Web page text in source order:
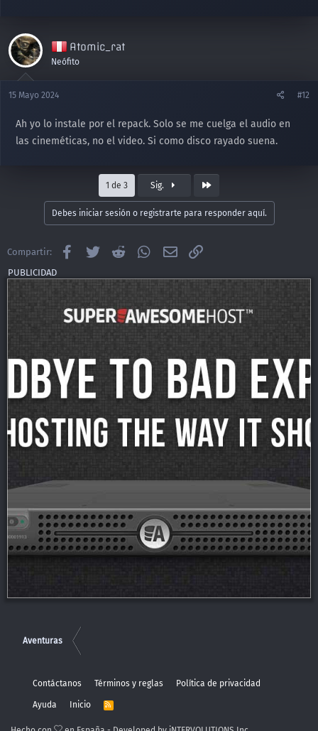
Atomic_rat
Neófito
15 Mayo 2024 #12
Ah yo lo instale por el repack. Solo se me cuelga el audio en
las cineméticas, no el video. Si como disco rayado suena.
1 de 3 Sig. Último
Debes iniciar sesión o registrarte para responder aquí.
Compartir: FacebookTwitter Reddit WhatsApp
Email
Aventuras
Contáctanos Términos y reglas Política de privacidad
Ayuda Inicio
R
S